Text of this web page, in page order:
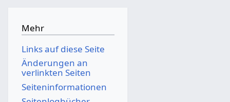
Mehr
Links auf diese Seite
Änderungen an
verlinkten Seiten
Seiten­­informationen